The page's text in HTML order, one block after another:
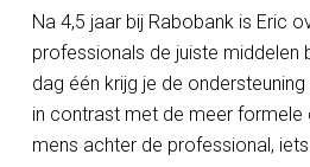
Na 4,5 jaar bij Rabobank is Eric
professionals de juiste middelen
dag één krijg je de
in contrast met de meer formele
mens achter de professional,